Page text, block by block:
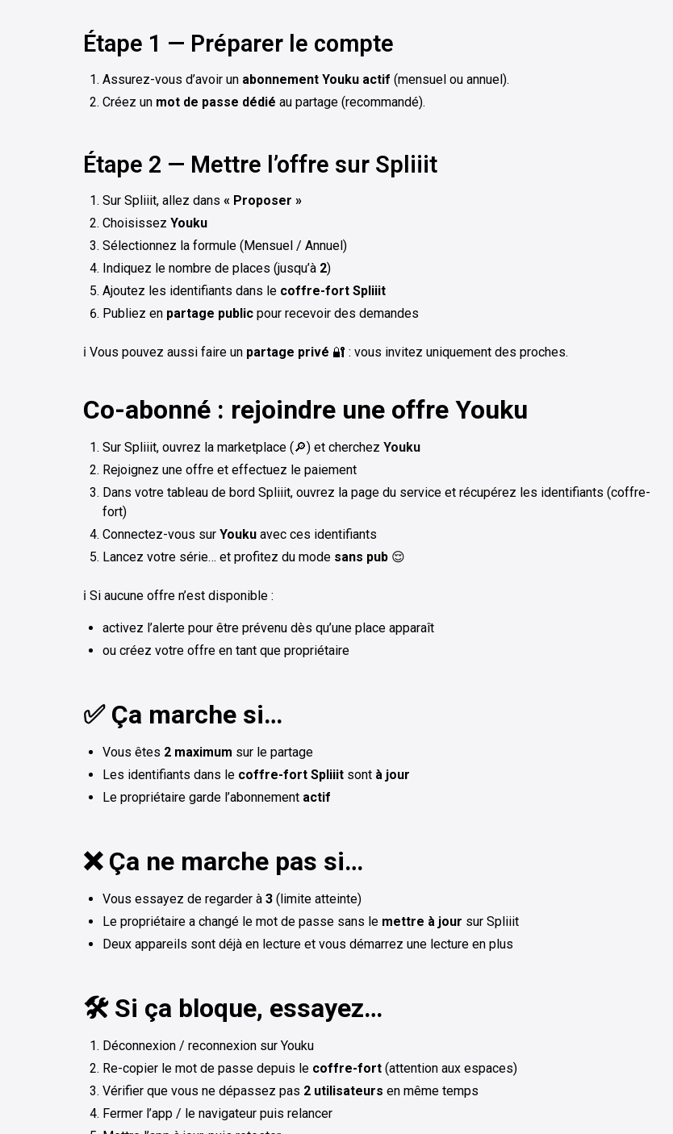
Étape 1 — Préparer le compte
Assurez-vous d’avoir un abonnement Youku actif (mensuel ou annuel).
Créez un mot de passe dédié au partage (recommandé).
Étape 2 — Mettre l’offre sur Spliiit
Sur Spliiit, allez dans « Proposer »
Choisissez Youku
Sélectionnez la formule (Mensuel / Annuel)
Indiquez le nombre de places (jusqu’à 2)
Ajoutez les identifiants dans le coffre-fort Spliiit
Publiez en partage public pour recevoir des demandes
ℹ️ Vous pouvez aussi faire un partage privé 🔐 : vous invitez uniquement des proches.
Co-abonné : rejoindre une offre Youku
Sur Spliiit, ouvrez la marketplace (🔎) et cherchez Youku
Rejoignez une offre et effectuez le paiement
Dans votre tableau de bord Spliiit, ouvrez la page du service et récupérez les identifiants (coffre-
fort)
Connectez-vous sur Youku avec ces identifiants
Lancez votre série… et profitez du mode sans pub 😌
ℹ️ Si aucune offre n’est disponible :
activez l’alerte pour être prévenu dès qu’une place apparaît
ou créez votre offre en tant que propriétaire
✅ Ça marche si…
Vous êtes 2 maximum sur le partage
Les identifiants dans le coffre-fort Spliiit sont à jour
Le propriétaire garde l’abonnement actif
❌ Ça ne marche pas si…
Vous essayez de regarder à 3 (limite atteinte)
Le propriétaire a changé le mot de passe sans le mettre à jour sur Spliiit
Deux appareils sont déjà en lecture et vous démarrez une lecture en plus
🛠️ Si ça bloque, essayez…
Déconnexion / reconnexion sur Youku
Re-copier le mot de passe depuis le coffre-fort (attention aux espaces)
Vérifier que vous ne dépassez pas 2 utilisateurs en même temps
Fermer l’app / le navigateur puis relancer